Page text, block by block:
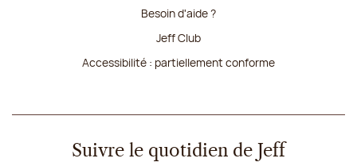
Besoin d'aide ?
Jeff Club
Accessibilité : partiellement conforme
Suivre le quotidien de Jeff